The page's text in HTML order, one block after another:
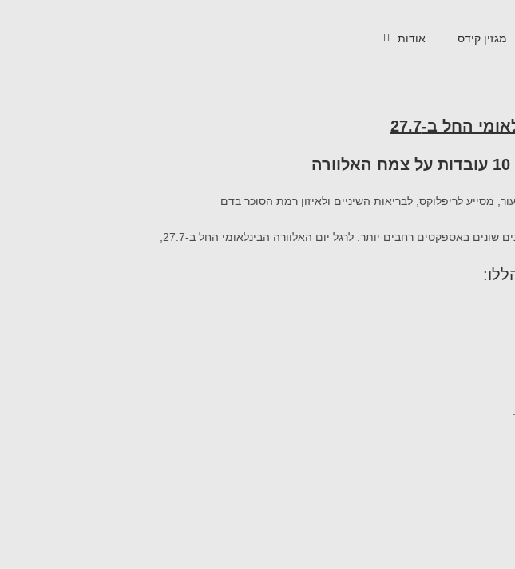
מגזין קידס אודות
החל ב-27.7
לריפלוקס, לבריאות השיניים ולאיזון רמת הסוכר בדם
באספקטים רחבים יותר. לרגל יום האלוורה הבינלאומי החל ב-27.7,